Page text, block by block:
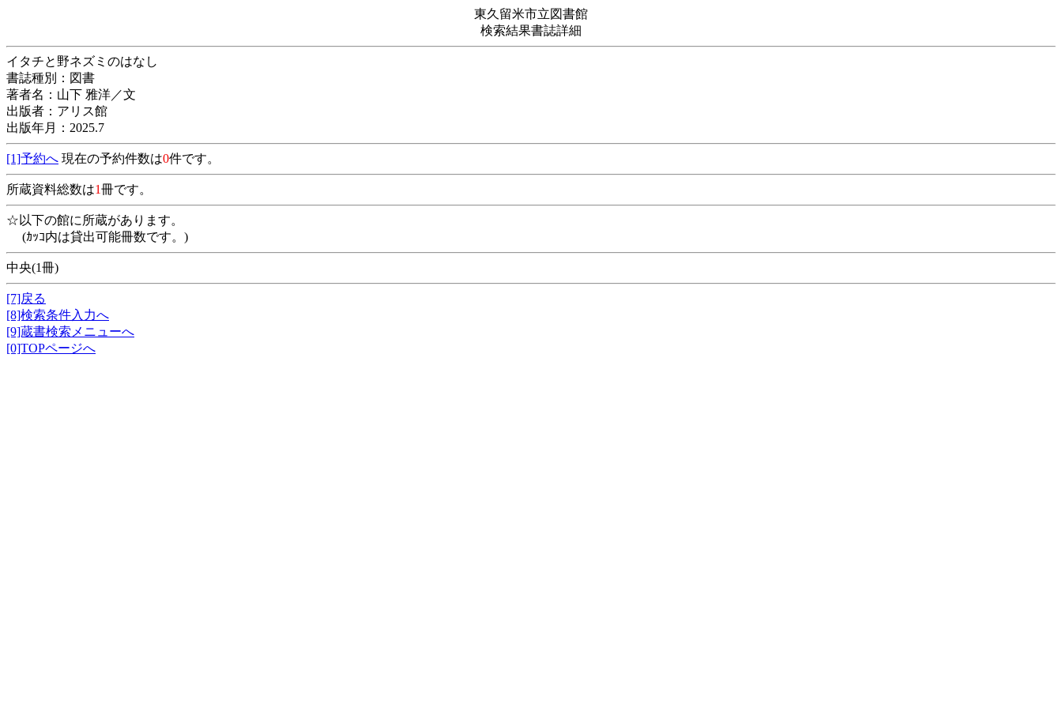
東久留米市立図書館
検索結果書誌詳細
イタチと野ネズミのはなし
書誌種別：図書
著者名：山下 雅洋／文
出版者：アリス館
出版年月：2025.7
[1]予約へ 現在の予約件数は0件です。
所蔵資料総数は1冊です。
☆以下の館に所蔵があります。
(ｶｯｺ内は貸出可能冊数です。)
中央(1冊)
[7]戻る
[8]検索条件入力へ
[9]蔵書検索メニューへ
[0]TOPページへ